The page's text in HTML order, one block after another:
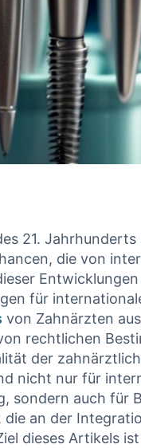
21.​ Jahrhunderts
die von
⁣für
von Zahnärzten
rechtlichen
der
nicht⁢ nur für
sondern auch für
an der
dieses Artikels